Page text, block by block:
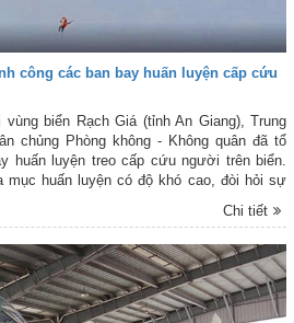
công các ban bay huấn luyện cấp cứu
biển Rạch Giá (tỉnh An Giang), Trung
chủng Phòng không - Không quân đã tổ
huấn luyện treo cấp cứu người trên biển.
mục huấn luyện có độ khó cao, đòi hỏi sự
hành huấn luyện, các tổ bay phải xử trí linh
Chi tiết